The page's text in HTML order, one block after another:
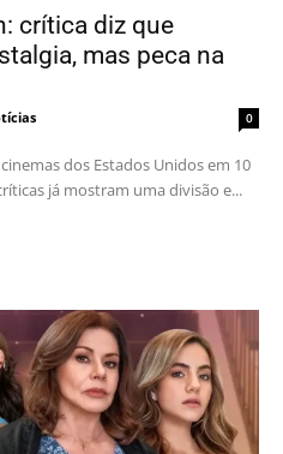
crítica diz que
mas peca na
0
dos Estados Unidos em 10
já mostram uma divisão e...